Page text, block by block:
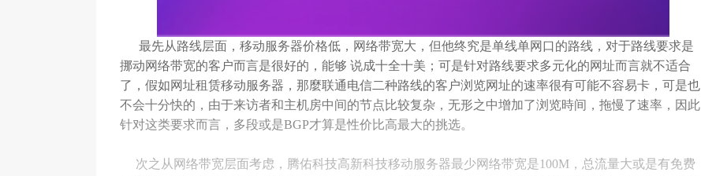
最先从路线层面，移动服务器价格低，网络带宽大，但他终究是单线单网口的路线，对于路线要求是
挪动网络带宽的客户而言是很好的，能够 说成十全十美；可是针对路线要求多元化的网址而言就不适合
了，假如网址租赁移动服务器，那麼联通电信二种路线的客户浏览网址的速率很有可能不容易卡，可是也
不会十分快的，由于来访者和主机房中间的节点比较复杂，无形之中增加了浏览時间，拖慢了速率，因此
针对这类要求而言，多段或是BGP才算是性价比高最大的挑选。
次之从网络带宽层面考虑，腾佑科技高新科技移动服务器最少网络带宽是100M，总流量大或是有免费